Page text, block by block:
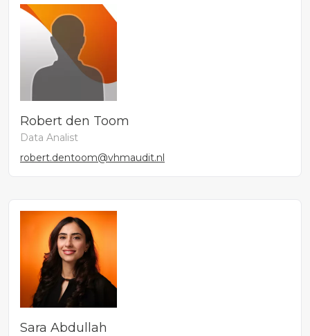
Robert den Toom
Data Analist
robert.dentoom@vhmaudit.nl
Sara Abdullah